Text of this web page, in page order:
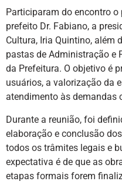
Participaram do encontro
prefeito Dr. Fabiano, a
Cultura, Iria Quintino, além
pastas de Administração e
da Prefeitura. O objetivo é
usuários, a valorização da
atendimento às demandas
Durante a reunião, foi
elaboração e conclusão
todos os trâmites legais e
expectativa é de que as
etapas formais forem